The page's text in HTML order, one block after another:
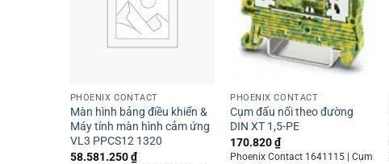
PHOENIX CONTACT
Màn hình bảng điều khiển &
Máy tính màn hình cảm ứng
VL3 PPCS12 1320
58.581.250₫
PHOENIX CONTACT
Cụm đấu nối theo đường
DIN XT 1,5-PE
170.820₫
Phoenix Contact 1641115 | Cụm